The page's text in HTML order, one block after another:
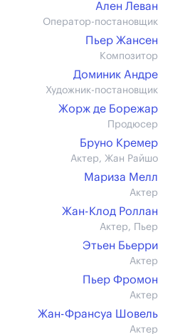
Ален Леван
Оператор-постановщик
Пьер Жансен
Композитор
Доминик Андре
Художник-постановщик
Жорж де Борежар
Продюсер
Бруно Кремер
Актер, Жан Райшо
Мариза Мелл
Актер
Жан-Клод Роллан
Актер, Пьер
Этьен Бьерри
Актер
Пьер Фромон
Актер
Жан-Франсуа Шовель
Актер